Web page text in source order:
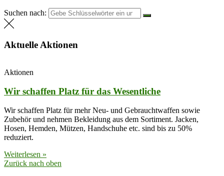
Suchen nach:
Aktuelle Aktionen
Aktionen
Wir schaffen Platz für das Wesentliche
Wir schaffen Platz für mehr Neu- und Gebrauchtwaffen sowie
Zubehör und nehmen Bekleidung aus dem Sortiment. Jacken,
Hosen, Hemden, Mützen, Handschuhe etc. sind bis zu 50%
reduziert.
Weiterlesen »
Zurück nach oben